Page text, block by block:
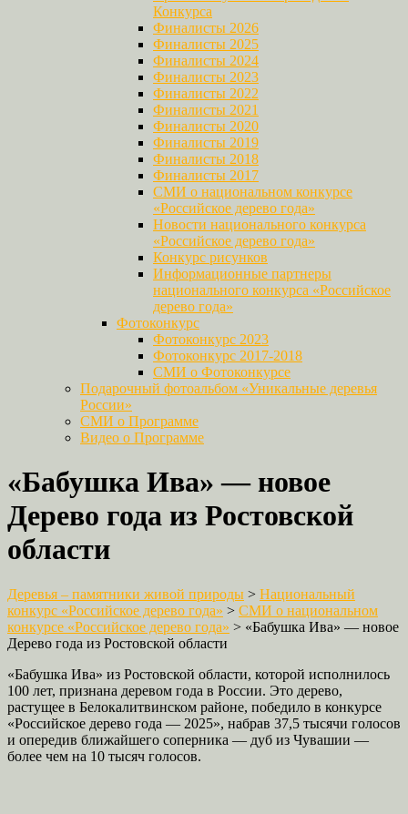
Конкурса
Финалисты 2026
Финалисты 2025
Финалисты 2024
Финалисты 2023
Финалисты 2022
Финалисты 2021
Финалисты 2020
Финалисты 2019
Финалисты 2018
Финалисты 2017
СМИ о национальном конкурсе
«Российское дерево года»
Новости национального конкурса
«Российское дерево года»
Конкурс рисунков
Информационные партнеры
национального конкурса «Российское
дерево года»
Фотоконкурс
Фотоконкурс 2023
Фотоконкурс 2017-2018
СМИ о Фотоконкурсе
Подарочный фотоальбом «Уникальные деревья
России»
СМИ о Программе
Видео о Программе
«Бабушка Ива» — новое
Дерево года из Ростовской
области
Деревья – памятники живой природы > Национальный
конкурс «Российское дерево года» > СМИ о национальном
конкурсе «Российское дерево года» > «Бабушка Ива» — новое
Дерево года из Ростовской области
«Бабушка Ива» из Ростовской области, которой исполнилось
100 лет, признана деревом года в России. Это дерево,
растущее в Белокалитвинском районе, победило в конкурсе
«Российское дерево года — 2025», набрав 37,5 тысячи голосов
и опередив ближайшего соперника — дуб из Чувашии —
более чем на 10 тысяч голосов.